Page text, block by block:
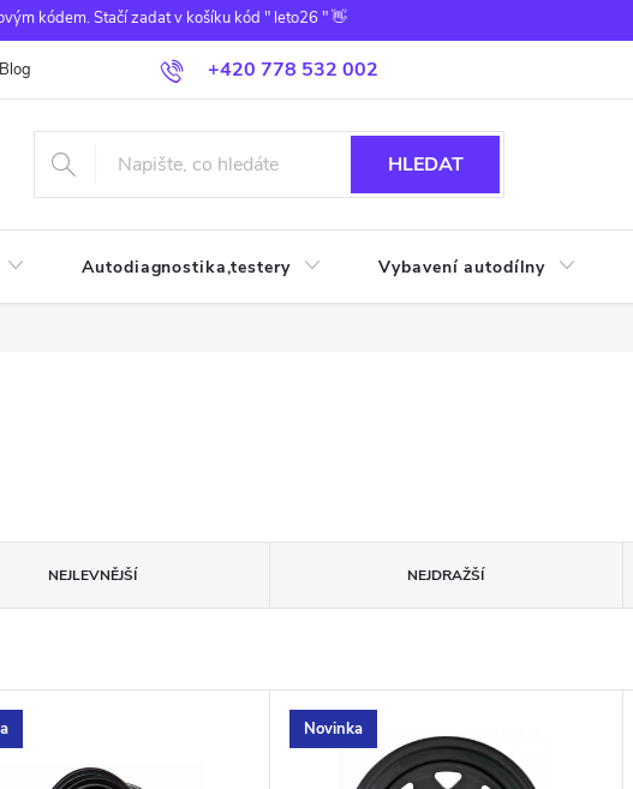
kódem. Stačí zadat v košíku kód " leto26 " 👋
+420 778 532 002
Blog
HLEDAT
Autodiagnostika,testery Vybavení autodílny
NEJLEVNĚJŠÍ NEJDRAŽŠÍ
Novinka